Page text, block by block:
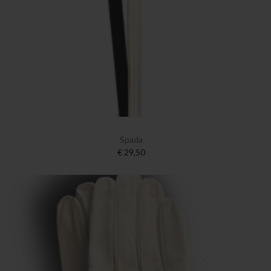
Spada
€ 29,50